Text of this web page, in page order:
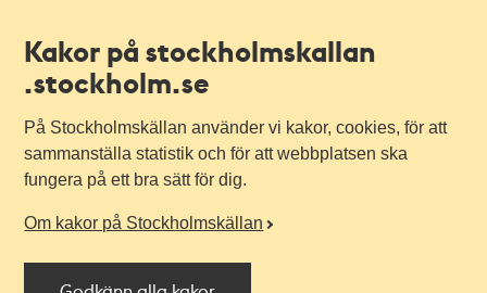
Kakor på stockholmskallan
.stockholm.se
På Stockholmskällan använder vi kakor, cookies, för att
sammanställa statistik och för att webbplatsen ska
fungera på ett bra sätt för dig.
Om kakor på Stockholmskällan